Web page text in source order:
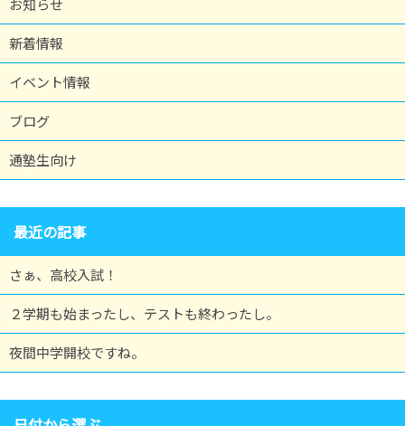
お知らせ
新着情報
イベント情報
ブログ
通塾生向け
最近の記事
さぁ、高校入試！
２学期も始まったし、テストも終わったし。
夜間中学開校ですね。